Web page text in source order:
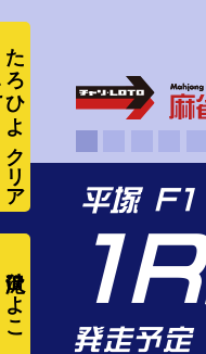
平塚 F1
発走予
滝沢ひよこ
た
ろ
ひ
よ